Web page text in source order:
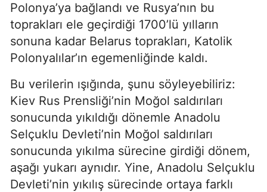
Polonya’ya bağlandı ve Rusya’nın bu
toprakları ele geçirdiği 1700’lü yılların
sonuna kadar Belarus toprakları, Katolik
Polonyalılar’ın egemenliğinde kaldı.
Bu verilerin ışığında, şunu söyleyebiliriz:
Kiev Rus Prensliği’nin Moğol saldırıları
sonucunda yıkıldığı dönemle Anadolu
Selçuklu Devleti’nin Moğol saldırıları
sonucunda yıkılma sürecine girdiği dönem,
aşağı yukarı aynıdır. Yine, Anadolu Selçuklu
Devleti’nin yıkılış sürecinde ortaya farklı